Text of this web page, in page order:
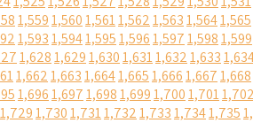
1,5591,5601,5611,5621,5631,5641,565
1,5931,5941,5951,5961,5971,5981,599
1,6281,6291,6301,6311,6321,633
1,6621,6631,6641,6651,6661,6671,668
1,6961,6971,6981,6991,7001,7011,702
1,7291,7301,7311,7321,7331,7341,735